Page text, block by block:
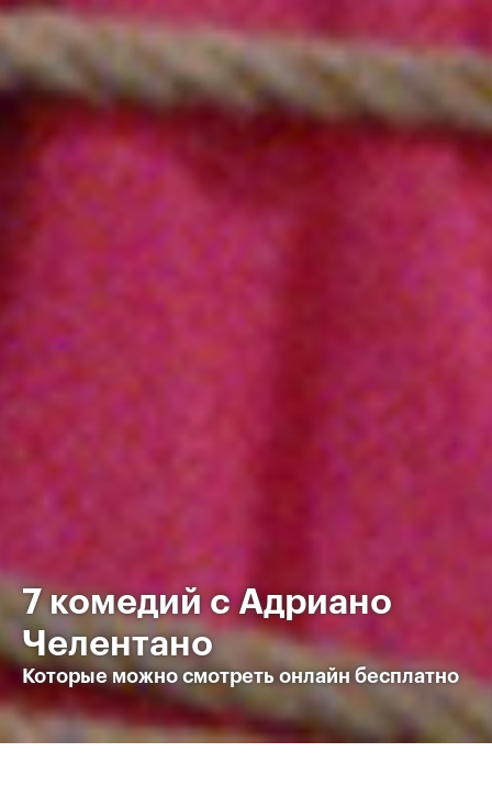
7 комедий с Адриано
Челентано
Которые можно смотреть онлайн бесплатно